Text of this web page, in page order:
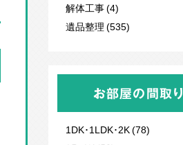
解体工事 (4)
遺品整理 (535)
お部屋の間取り
1DK･1LDK･2K (78)